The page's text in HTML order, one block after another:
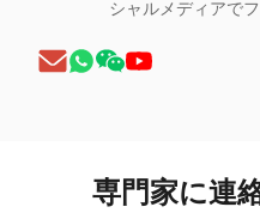
シャルメディアで
専門家に連